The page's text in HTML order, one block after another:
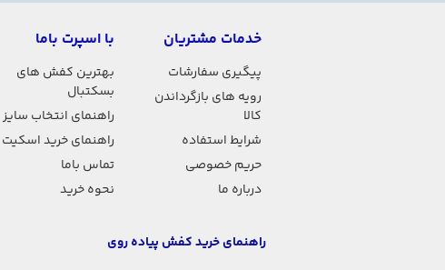
خدمات مشتریان
پیگیری سفارشات
رویه های بازگرداندن
کالا
شرایط استفاده
حریم خصوصی
درباره ما
با اسپرت باما
بهترین کفش های
بسکتبال
راهنمای انتخاب سایز
راهنمای خرید اسکیت
تماس باما
نحوه خرید
راهنمای خرید کفش پیاده روی